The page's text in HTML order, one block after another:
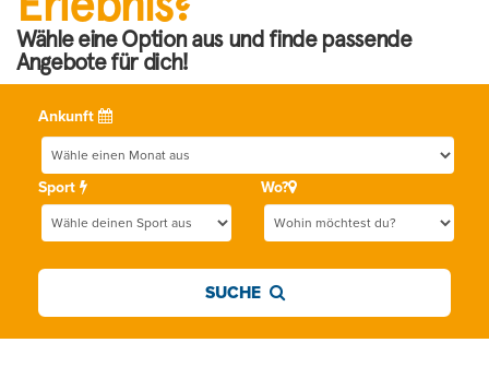
Wähle eine Option aus und finde passende
Angebote für dich!
Ankunft
Sport Wo?
SUCHE